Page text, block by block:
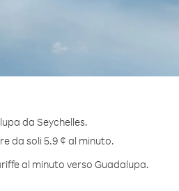
da Seychelles.
da soli 5.9 ¢ al minuto.
al minuto verso Guadalupa.